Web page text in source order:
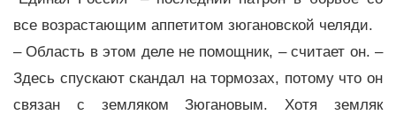
все возрастающим аппетитом зюгановской челяди.
– Область в этом деле не помощник, – считает он. –
Здесь спускают скандал на тормозах, потому что он
связан с земляком Зюгановым. Хотя земляк